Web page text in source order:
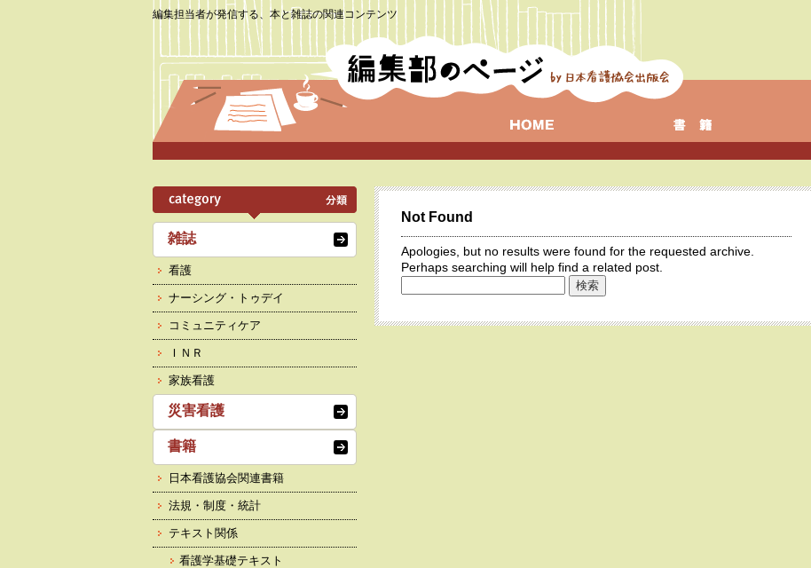
編集担当者が発信する、本と雑誌の関連コンテンツ
Not Found
Apologies, but no results were found for the requested archive.
Perhaps searching will help find a related post.
索:
雑誌
看護
ナーシング・トゥデイ
コミュニティケア
ＩＮＲ
家族看護
災害看護
書籍
日本看護協会関連書籍
法規・制度・統計
テキスト関係
看護学基礎テキスト